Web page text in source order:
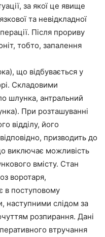
за якої це явище
та невідкладної
Після прориву
тобто, запалення
що відбувається у
Складовими
шлунка, антральний
При розташуванні
відділу, його
призводить до
виключає можливість
вмісту. Стан
воротаря,
в поступовому
наступними слідом за
розпирання. Дані
втручання